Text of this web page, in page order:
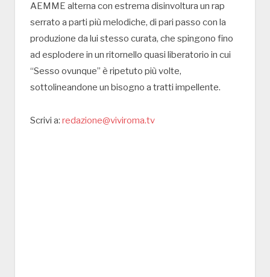
AEMME alterna con estrema disinvoltura un rap
serrato a parti più melodiche, di pari passo con la
produzione da lui stesso curata, che spingono fino
ad esplodere in un ritornello quasi liberatorio in cui
“Sesso ovunque” è ripetuto più volte,
sottolineandone un bisogno a tratti impellente.
Scrivi a: redazione@viviroma.tv